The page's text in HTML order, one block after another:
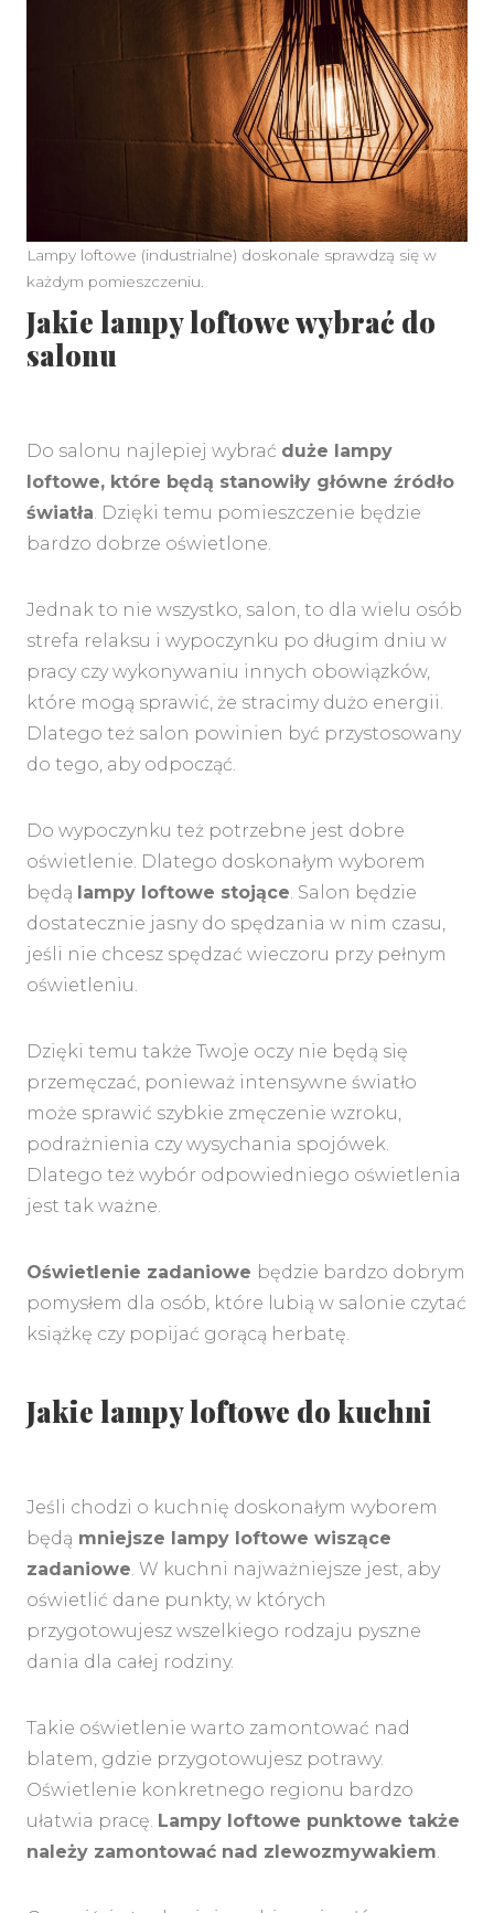
Lampy loftowe (industrialne) doskonale sprawdzą się w
każdym pomieszczeniu.
Jakie lampy loftowe wybrać do
salonu
Do salonu najlepiej wybrać duże lampy
loftowe, które będą stanowiły główne źródło
światła . Dzięki temu pomieszczenie będzie
bardzo dobrze oświetlone.
Jednak to nie wszystko, salon, to dla wielu osób
strefa relaksu i wypoczynku po długim dniu w
pracy czy wykonywaniu innych obowiązków,
które mogą sprawić, że stracimy dużo energii.
Dlatego też salon powinien być przystosowany
do tego, aby odpocząć.
Do wypoczynku też potrzebne jest dobre
oświetlenie. Dlatego doskonałym wyborem
będą lampy loftowe stojące . Salon będzie
dostatecznie jasny do spędzania w nim czasu,
jeśli nie chcesz spędzać wieczoru przy pełnym
oświetleniu.
Dzięki temu także Twoje oczy nie będą się
przemęczać, ponieważ intensywne światło
może sprawić szybkie zmęczenie wzroku,
podrażnienia czy wysychania spojówek.
Dlatego też wybór odpowiedniego oświetlenia
jest tak ważne.
Oświetlenie zadaniowe będzie bardzo dobrym
pomysłem dla osób, które lubią w salonie czytać
książkę czy popijać gorącą herbatę.
Jakie lampy loftowe do kuchni
Jeśli chodzi o kuchnię doskonałym wyborem
będą mniejsze lampy loftowe wiszące
zadaniowe . W kuchni najważniejsze jest, aby
oświetlić dane punkty, w których
przygotowujesz wszelkiego rodzaju pyszne
dania dla całej rodziny.
Takie oświetlenie warto zamontować nad
blatem, gdzie przygotowujesz potrawy.
Oświetlenie konkretnego regionu bardzo
ułatwia pracę. Lampy loftowe punktowe także
należy zamontować nad zlewozmywakiem